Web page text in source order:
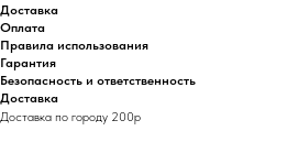
Доставка
Оплата
Правила использования
Гарантия
Безопасность и ответственность
Доставка
Доставка по городу 200р